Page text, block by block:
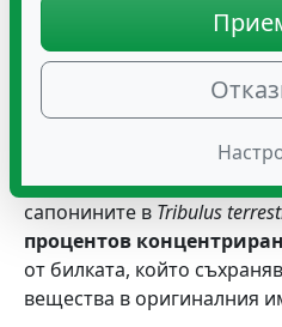
Екипът ни, с богат опит в
продукти, след години
професионалисти,
проведе множество
серията Трибор. Тъй като
се използва в
екстракти, унищожава
сапонините в Tribulus
процентов
от билката, който
вещества в оригиналния